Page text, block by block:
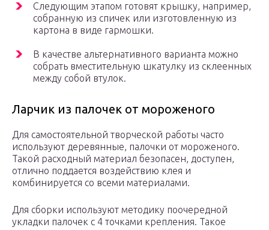
Следующим этапом готовят крышку, например,
собранную из спичек или изготовленную из
картона в виде гармошки.
В качестве альтернативного варианта можно
собрать вместительную шкатулку из склеенных
между собой втулок.
Ларчик из палочек от мороженого
Для самостоятельной творческой работы часто
используют деревянные, палочки от мороженого.
Такой расходный материал безопасен, доступен,
отлично поддается воздействию клея и
комбинируется со всеми материалами.
Для сборки используют методику поочередной
укладки палочек с 4 точками крепления. Такое